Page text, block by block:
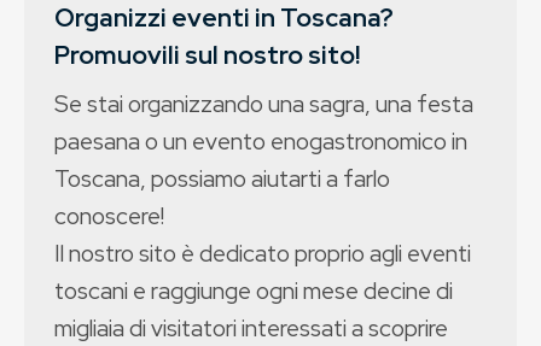
Organizzi eventi in Toscana?
Promuovili sul nostro sito!
Se stai organizzando una sagra, una festa
paesana o un evento enogastronomico in
Toscana, possiamo aiutarti a farlo
conoscere!
Il nostro sito è dedicato proprio agli eventi
toscani e raggiunge ogni mese decine di
migliaia di visitatori interessati a scoprire